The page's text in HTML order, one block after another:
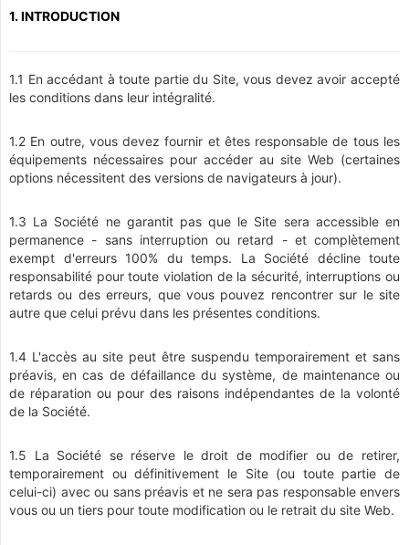
1. INTRODUCTION
1.1 En accédant à toute partie du Site, vous devez avoir accepté
les conditions dans leur intégralité.
1.2 En outre, vous devez fournir et êtes responsable de tous les
équipements nécessaires pour accéder au site Web (certaines
options nécessitent des versions de navigateurs à jour).
1.3 La Société ne garantit pas que le Site sera accessible en
permanence - sans interruption ou retard - et complètement
exempt d'erreurs 100% du temps. La Société décline toute
responsabilité pour toute violation de la sécurité, interruptions ou
retards ou des erreurs, que vous pouvez rencontrer sur le site
autre que celui prévu dans les présentes conditions.
1.4 L'accès au site peut être suspendu temporairement et sans
préavis, en cas de défaillance du système, de maintenance ou
de réparation ou pour des raisons indépendantes de la volonté
de la Société.
1.5 La Société se réserve le droit de modifier ou de retirer,
temporairement ou définitivement le Site (ou toute partie de
celui-ci) avec ou sans préavis et ne sera pas responsable envers
vous ou un tiers pour toute modification ou le retrait du site Web.